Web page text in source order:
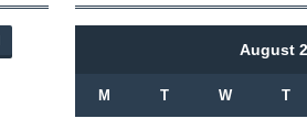
August
M T W T